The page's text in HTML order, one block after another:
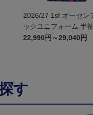
2026/27 1st オーセン
ックユニフォーム 半袖
22,990円～29,040円
す